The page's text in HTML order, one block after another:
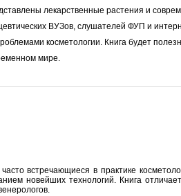
лекарственные растения и
ВУЗов, слушателей ФУП и
косметологии. Книга будет
мире.
встречающиеся в практике
новейших технологий. Книга